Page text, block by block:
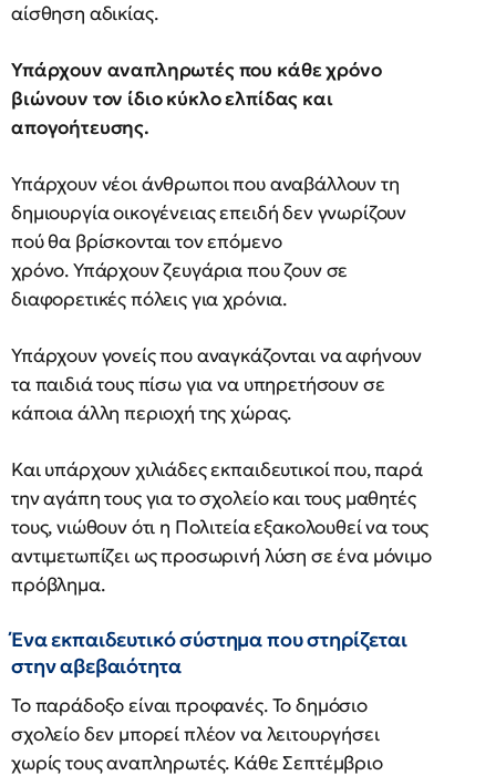
αίσθηση αδικίας.
Υπάρχουν αναπληρωτές που κάθε χρόνο
βιώνουν τον ίδιο κύκλο ελπίδας και
απογοήτευσης.
Υπάρχουν νέοι άνθρωποι που αναβάλλουν τη
δημιουργία οικογένειας επειδή δεν γνωρίζουν
πού θα βρίσκονται τον επόμενο
χρόνο. Υπάρχουν ζευγάρια που ζουν σε
διαφορετικές πόλεις για χρόνια.
Υπάρχουν γονείς που αναγκάζονται να αφήνουν
τα παιδιά τους πίσω για να υπηρετήσουν σε
κάποια άλλη περιοχή της χώρας.
Και υπάρχουν χιλιάδες εκπαιδευτικοί που, παρά
την αγάπη τους για το σχολείο και τους μαθητές
τους, νιώθουν ότι η Πολιτεία εξακολουθεί να τους
αντιμετωπίζει ως προσωρινή λύση σε ένα μόνιμο
πρόβλημα.
Ένα εκπαιδευτικό σύστημα που στηρίζεται
στην αβεβαιότητα
Το παράδοξο είναι προφανές. Το δημόσιο
σχολείο δεν μπορεί πλέον να λειτουργήσει
χωρίς τους αναπληρωτές. Κάθε Σεπτέμβριο